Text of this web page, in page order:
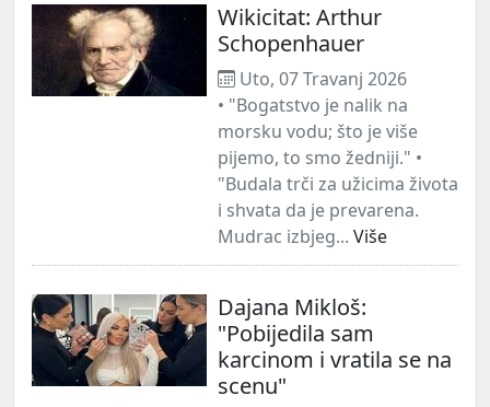
Wikicitat: Arthur
Schopenhauer
Uto, 07 Travanj 2026
• "Bogatstvo je nalik na
morsku vodu; što je više
pijemo, to smo žedniji." •
"Budala trči za užicima života
i shvata da je prevarena.
Mudrac izbjeg... Više
Dajana Mikloš:
"Pobijedila sam
karcinom i vratila se na
scenu"